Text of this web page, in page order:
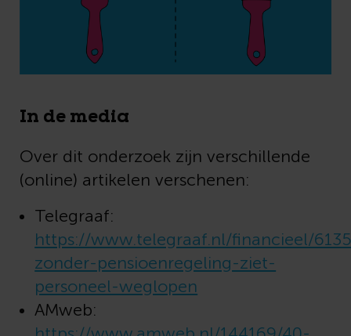
In de media
Over dit onderzoek zijn verschillende
(online) artikelen verschenen:
Telegraaf:
https://www.telegraaf.nl/financieel/
zonder-pensioenregeling-ziet-
personeel-weglopen
AMweb: